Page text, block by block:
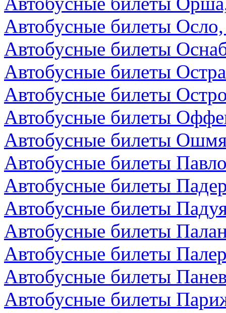
Автобусные билеты
Автобусные билеты
Автобусные билеты
Автобусные билеты
Автобусные билеты
Автобусные билеты
Автобусные билеты
Автобусные билеты
Автобусные билеты
Автобусные билеты
Автобусные билеты
Автобусные билеты
Автобусные билеты